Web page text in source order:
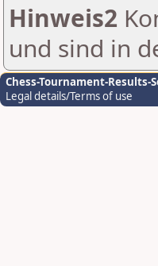
Hinweis2
und sind in
Chess-Tournament-Results-
Legal details/Terms of use